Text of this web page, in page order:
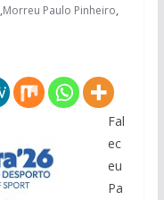
,Morreu Paulo Pinheiro,
Fal
ec
eu
Pa